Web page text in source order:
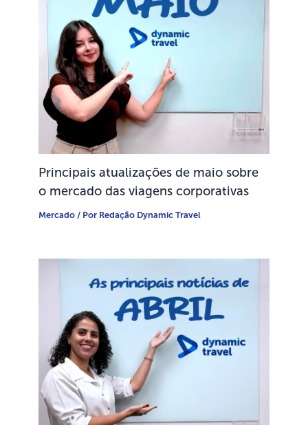
Principais atualizações de maio sobre
o mercado das viagens corporativas
Mercado / Por Redação Dynamic Travel